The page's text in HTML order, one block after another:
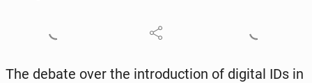
The debate over the in­tro­duc­tion of digital IDs in